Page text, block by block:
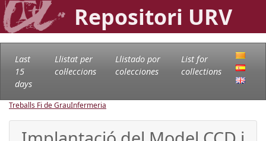
Repositori URV
Last
15
days
Llistat per
col·leccions
Llistado por
colecciones
List for
collections
Treballs Fi de GrauInfermeria